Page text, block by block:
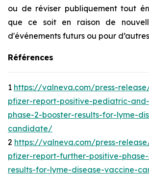
ou de réviser publiquement tout
que ce soit en raison de
d'événements futurs ou pour
Références
1 https://valneva.com/press-
pfizer-report-positive-pediatric-
phase-2-booster-results-for-lyme-
candidate/
2 https://valneva.com/press-
pfizer-report-further-positive-
results-for-lyme-disease-vaccine-